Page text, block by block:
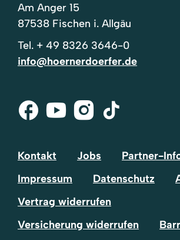
Am Anger 15
87538 Fischen i. Allgäu
Tel. + 49 8326 3646-0
info@hoernerdoerfer.de
Facebook
Youtube
Instagram
Tik-
Kontakt Jobs
Partner-
Impressum
Datenschutz
Vertrag widerrufen
Versicherung widerrufen